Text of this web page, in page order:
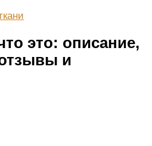
это: описание,
и